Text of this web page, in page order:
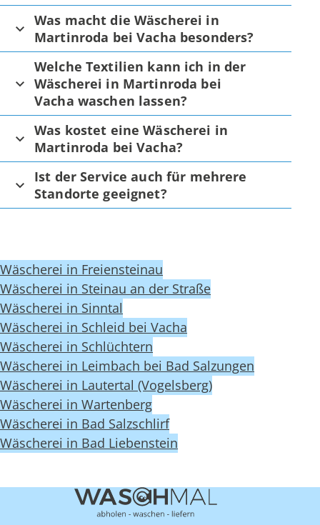
Was macht die Wäscherei in
Martinroda bei Vacha besonders?
Welche Textilien kann ich in der
Wäscherei in Martinroda bei
Vacha waschen lassen?
Was kostet eine Wäscherei in
Martinroda bei Vacha?
Ist der Service auch für mehrere
Standorte geeignet?
Wäscherei in Freiensteinau
Wäscherei in Steinau an der Straße
Wäscherei in Sinntal
Wäscherei in Schleid bei Vacha
Wäscherei in Schlüchtern
Wäscherei in Leimbach bei Bad Salzungen
Wäscherei in Lautertal (Vogelsberg)
Wäscherei in Wartenberg
Wäscherei in Bad Salzschlirf
Wäscherei in Bad Liebenstein